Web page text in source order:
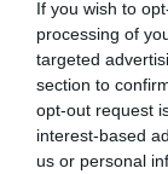
If you wish to
processing of
targeted
section to
opt-out request
interest-based
us or personal